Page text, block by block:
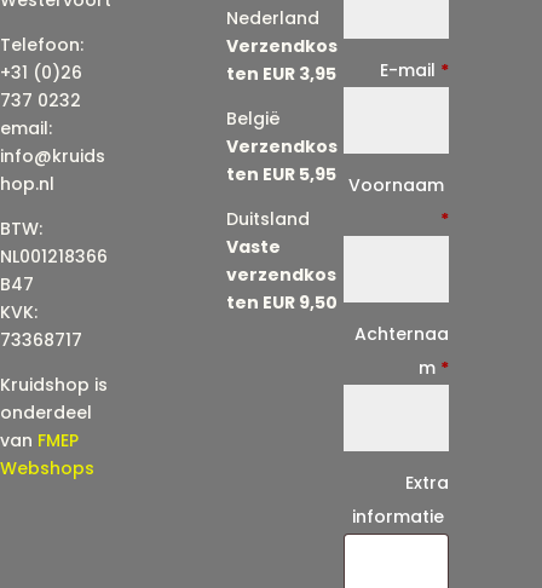
Telefoon:
+31 (0)26
737 0232
email:
info@kruids
hop.nl
BTW:
NL001218366
B47
KVK:
73368717
Kruidshop is
onderdeel
van FMEP
Webshops
Nederland
Verzendkos
ten EUR 3,95
België
Verzendkos
ten EUR 5,95
Duitsland
Vaste
verzendkos
ten EUR 9,50
E-mail *
Voornaam
*
Achternaa
m *
Extra
informatie